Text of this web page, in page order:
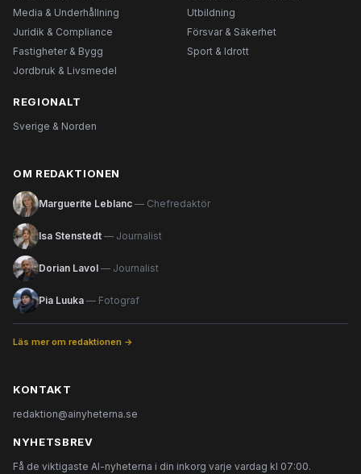
Media & Underhållning
Utbildning
Juridik & Compliance
Försvar & Säkerhet
Fastigheter & Bygg
Sport & Idrott
Jordbruk & Livsmedel
REGIONALT
Sverige & Norden
OM REDAKTIONEN
Marguerite Leblanc — Chefredaktör
Isa Stenstedt — Journalist
Dorian Lavol — Journalist
Pia Luuka — Fotograf
Läs mer om redaktionen →
KONTAKT
redaktion@ainyheterna.se
NYHETSBREV
Få de viktigaste AI-nyheterna i din inkorg varje vardag kl 07:00.